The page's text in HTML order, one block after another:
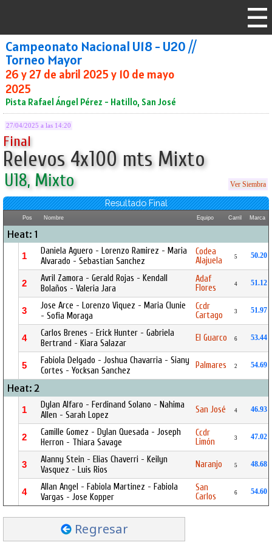
Campeonato Nacional U18 - U20 //
Torneo Mayor
26 y 27 de abril 2025 y 10 de mayo
2025
Pista Rafael Ángel Pérez - Hatillo, San José
27/04/2025 a las 14:20
Final
Relevos 4x100 mts Mixto
U18, Mixto Ver Siembra
Resultado Final
Pos Nombre Equipo Carril Marca
Heat: 1
1
Daniela Aguero - Lorenzo Ramirez - Maria
Alvarado - Sebastian Sanchez
Codea
Alajuela
5 50.20
2
Avril Zamora - Gerald Rojas - Kendall
Bolaños - Valeria Jara
Adaf
Flores
4 51.12
3
Jose Arce - Lorenzo Viquez - Maria Clunie
- Sofia Moraga
Ccdr
Cartago
3 51.97
4
Carlos Brenes - Erick Hunter - Gabriela
Bertrand - Kiara Salazar
El Guarco 6 53.44
5
Fabiola Delgado - Joshua Chavarria - Siany
Cortes - Yocksan Sanchez
Palmares 2 54.69
Heat: 2
1
Dylan Alfaro - Ferdinand Solano - Nahima
Allen - Sarah Lopez
San José 4 46.93
2
Camille Gomez - Dylan Quesada - Joseph
Herron - Thiara Savage
Ccdr
Limón
3 47.02
3
Alanny Stein - Elias Chaverri - Keilyn
Vasquez - Luis Rios
Naranjo 5 48.68
4
Allan Angel - Fabiola Martinez - Fabiola
Vargas - Jose Kopper
San
Carlos
6 54.60
Regresar